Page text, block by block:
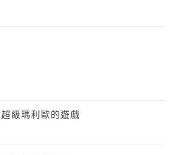
級瑪利歐的遊戲